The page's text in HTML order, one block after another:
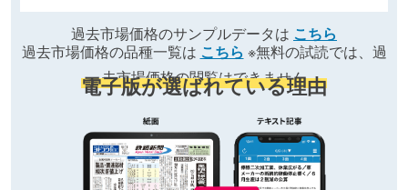
過去市場価格のサンプルデータは こちら
過去市場価格の品種一覧は こちら ※無料の試読では、過
去市場価格の閲覧はできません
電子版が選ばれている理由